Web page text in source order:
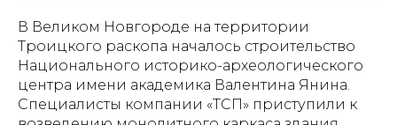
В Великом Новгороде на территории
Троицкого раскопа началось строительство
Национального историко-археологического
центра имени академика Валентина Янина.
Специалисты компании «ТСП» приступили к